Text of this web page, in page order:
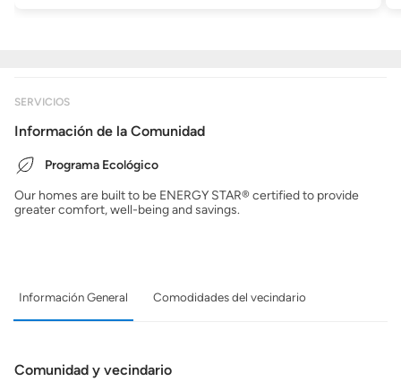
SERVICIOS
Información de la Comunidad
Programa Ecológico
Our homes are built to be ENERGY STAR® certified to provide
greater comfort, well-being and savings.
Información General Comodidades del vecindario
Comunidad y vecindario